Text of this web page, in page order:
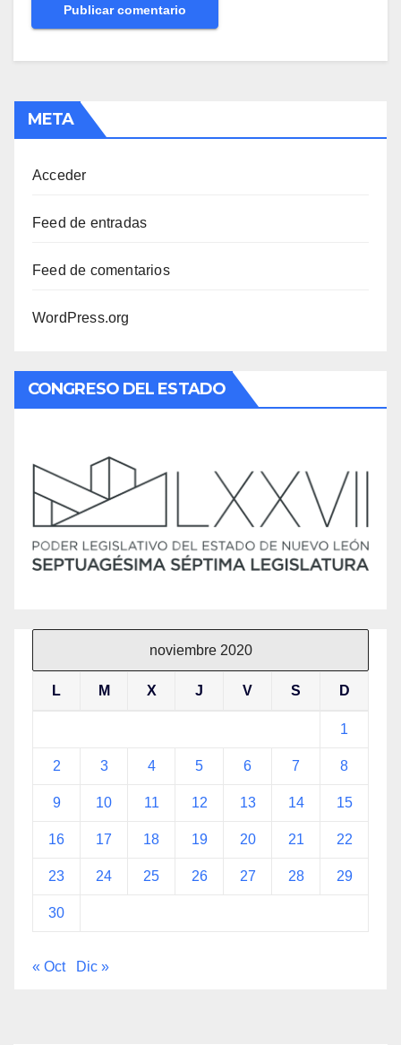
META
Acceder
Feed de entradas
Feed de comentarios
WordPress.org
CONGRESO DEL ESTADO
noviembre 2020
L M X J V S D
1
2 3 4 5 6 7 8
9 10 11 12 13 14 15
16 17 18 19 20 21 22
23 24 25 26 27 28 29
30
« Oct Dic »